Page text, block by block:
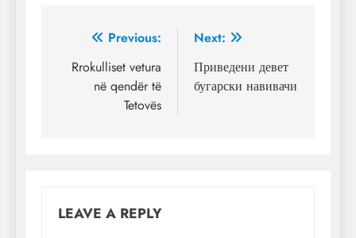
Post
navigation
Previous:
Rrokulliset vetura
në qendër të
Tetovës
Next:
Приведени девет
бугарски навивачи
LEAVE A REPLY